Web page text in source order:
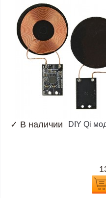
✓ В наличии
DIY Qi